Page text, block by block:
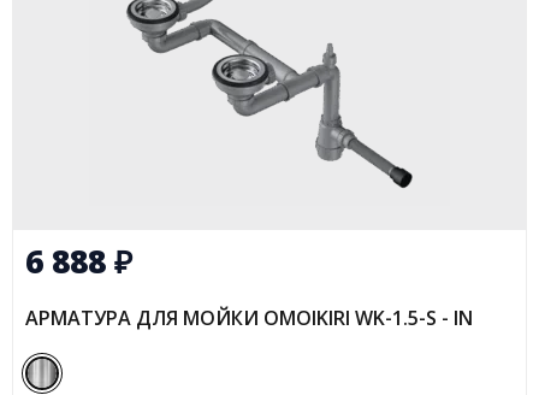
6 888₽
АРМАТУРА ДЛЯ МОЙКИ OMOIKIRI WK-1.5-S - IN